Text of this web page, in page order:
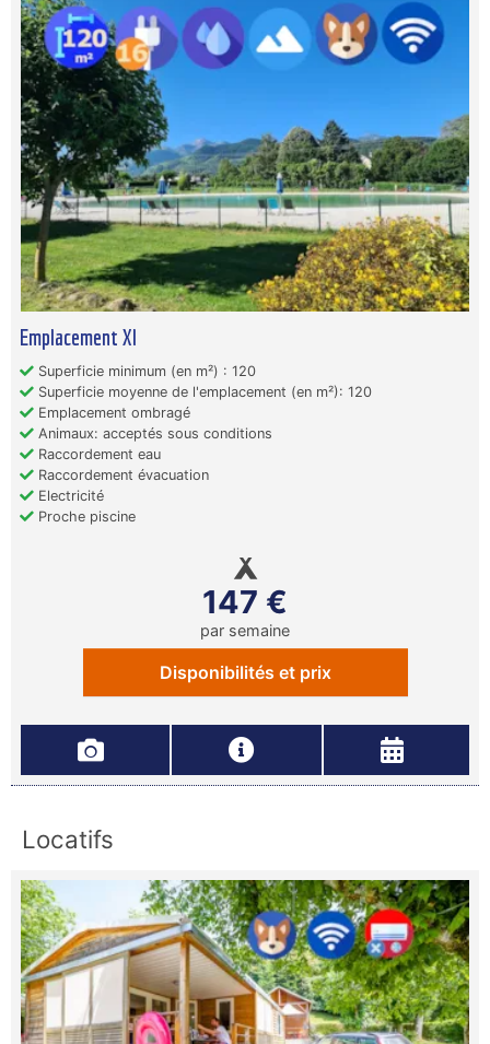
Emplacement Xl
Superficie minimum (en m²) : 120
Superficie moyenne de l'emplacement (en m²): 120
Emplacement ombragé
Animaux: acceptés sous conditions
Raccordement eau
Raccordement évacuation
Electricité
Proche piscine
147 €
par semaine
Disponibilités et prix
Locatifs